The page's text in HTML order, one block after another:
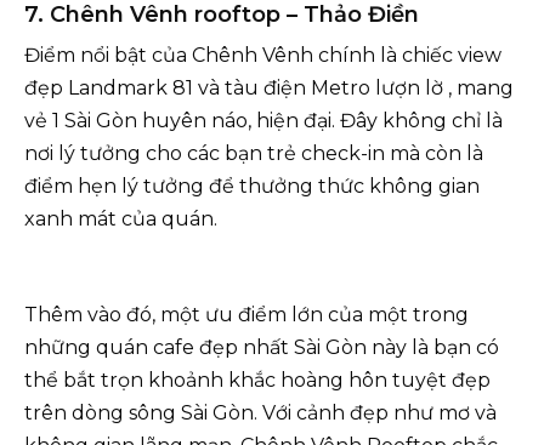
7. Chênh Vênh rooftop – Thảo Điền
Điểm nổi bật của Chênh Vênh chính là chiếc view
đẹp Landmark 81 và tàu điện Metro lượn lờ , mang
vẻ 1 Sài Gòn huyên náo, hiện đại. Đây không chỉ là
nơi lý tưởng cho các bạn trẻ check-in mà còn là
điểm hẹn lý tưởng để thưởng thức không gian
xanh mát của quán.
Thêm vào đó, một ưu điểm lớn của một trong
những quán cafe đẹp nhất Sài Gòn này là bạn có
thể bắt trọn khoảnh khắc hoàng hôn tuyệt đẹp
trên dòng sông Sài Gòn. Với cảnh đẹp như mơ và